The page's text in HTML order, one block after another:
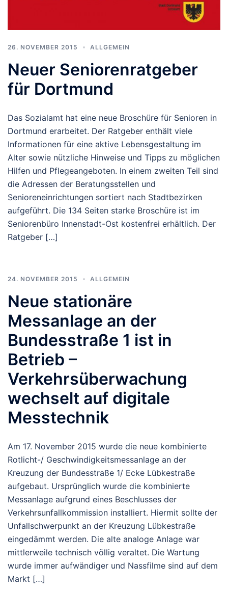
26. NOVEMBER 2015 ALLGEMEIN
Neuer Seniorenratgeber
für Dortmund
Das Sozialamt hat eine neue Broschüre für Senioren in
Dortmund erarbeitet. Der Ratgeber enthält viele
Informationen für eine aktive Lebensgestaltung im
Alter sowie nützliche Hinweise und Tipps zu möglichen
Hilfen und Pflegeangeboten. In einem zweiten Teil sind
die Adressen der Beratungsstellen und
Senioreneinrichtungen sortiert nach Stadtbezirken
aufgeführt. Die 134 Seiten starke Broschüre ist im
Seniorenbüro Innenstadt-Ost kostenfrei erhältlich. Der
Ratgeber […]
24. NOVEMBER 2015 ALLGEMEIN
Neue stationäre
Messanlage an der
Bundesstraße 1 ist in
Betrieb –
Verkehrsüberwachung
wechselt auf digitale
Messtechnik
Am 17. November 2015 wurde die neue kombinierte
Rotlicht-/ Geschwindigkeitsmessanlage an der
Kreuzung der Bundesstraße 1/ Ecke Lübkestraße
aufgebaut. Ursprünglich wurde die kombinierte
Messanlage aufgrund eines Beschlusses der
Verkehrsunfallkommission installiert. Hiermit sollte der
Unfallschwerpunkt an der Kreuzung Lübkestraße
eingedämmt werden. Die alte analoge Anlage war
mittlerweile technisch völlig veraltet. Die Wartung
wurde immer aufwändiger und Nassfilme sind auf dem
Markt […]